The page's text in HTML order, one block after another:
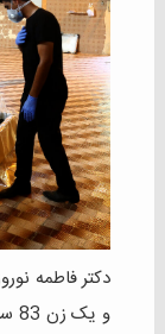
و